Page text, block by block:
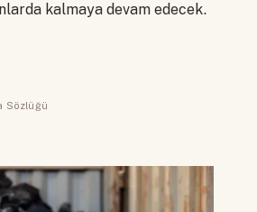
kalmaya devam edecek.
Sözlüğü